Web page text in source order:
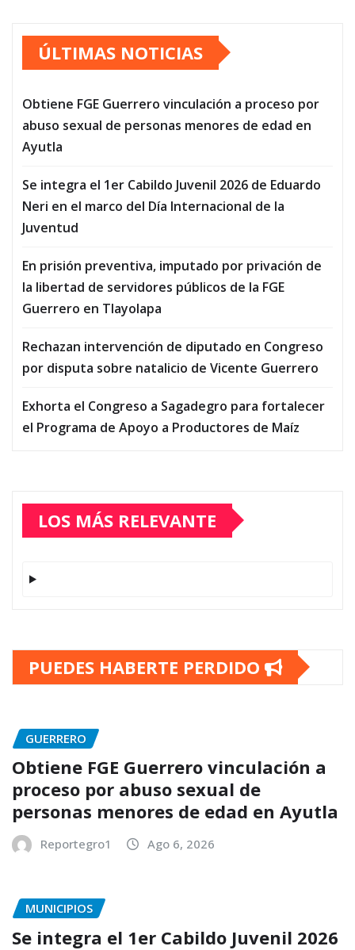
ÚLTIMAS NOTICIAS
Obtiene FGE Guerrero vinculación a proceso por
abuso sexual de personas menores de edad en
Ayutla
Se integra el 1er Cabildo Juvenil 2026 de Eduardo
Neri en el marco del Día Internacional de la
Juventud
En prisión preventiva, imputado por privación de
la libertad de servidores públicos de la FGE
Guerrero en Tlayolapa
Rechazan intervención de diputado en Congreso
por disputa sobre natalicio de Vicente Guerrero
Exhorta el Congreso a Sagadegro para fortalecer
el Programa de Apoyo a Productores de Maíz
LOS MÁS RELEVANTE
PUEDES HABERTE PERDIDO
GUERRERO
Obtiene FGE Guerrero vinculación a
proceso por abuso sexual de
personas menores de edad en Ayutla
Reportegro1 Ago 6, 2026
MUNICIPIOS
Se integra el 1er Cabildo Juvenil 2026